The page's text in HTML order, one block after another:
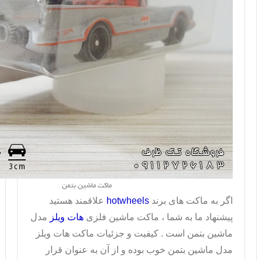
ماکت ماشین بتمن
اگر به ماکت های برند hotwheels علاقمند هستید
پیشنهاد ما به شما ، ماکت ماشین فلزی هات ویلز مدل
ماشین بتمن است . کیفیت و جزئیات ماکت هات ویلز
مدل ماشین بتمن خوب بوده و از آن به عنوان قرار